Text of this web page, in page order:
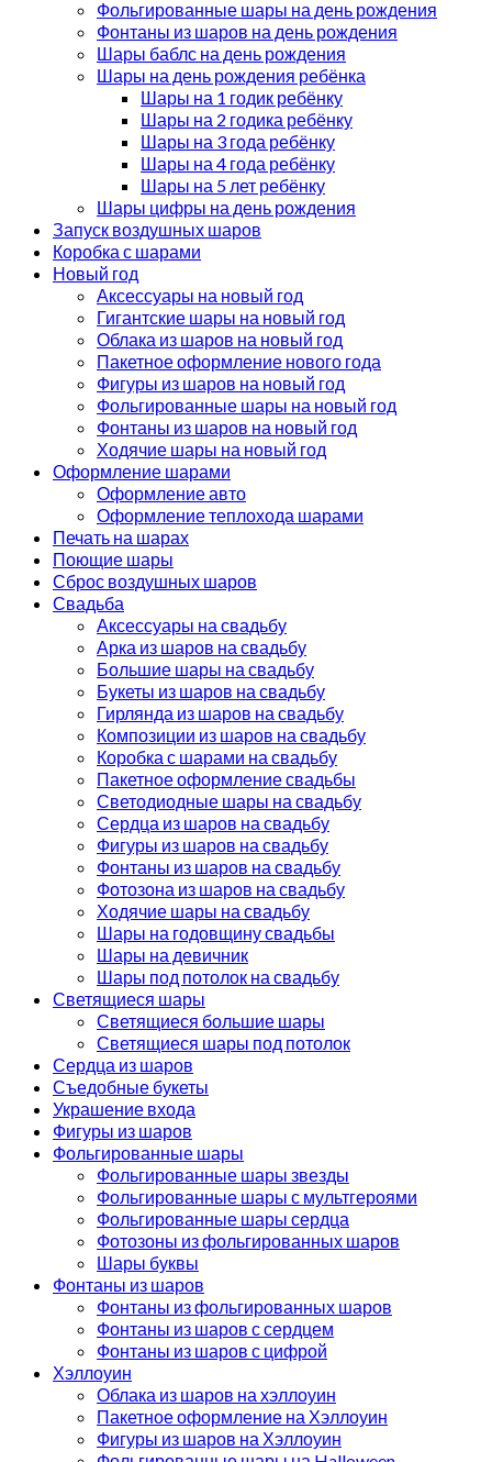
Фольгированные шары на день рождения
Фонтаны из шаров на день рождения
Шары баблс на день рождения
Шары на день рождения ребёнка
Шары на 1 годик ребёнку
Шары на 2 годика ребёнку
Шары на 3 года ребёнку
Шары на 4 года ребёнку
Шары на 5 лет ребёнку
Шары цифры на день рождения
Запуск воздушных шаров
Коробка с шарами
Новый год
Аксессуары на новый год
Гигантские шары на новый год
Облака из шаров на новый год
Пакетное оформление нового года
Фигуры из шаров на новый год
Фольгированные шары на новый год
Фонтаны из шаров на новый год
Ходячие шары на новый год
Оформление шарами
Оформление авто
Оформление теплохода шарами
Печать на шарах
Поющие шары
Сброс воздушных шаров
Свадьба
Аксессуары на свадьбу
Арка из шаров на свадьбу
Большие шары на свадьбу
Букеты из шаров на свадьбу
Гирлянда из шаров на свадьбу
Композиции из шаров на свадьбу
Коробка с шарами на свадьбу
Пакетное оформление свадьбы
Светодиодные шары на свадьбу
Сердца из шаров на свадьбу
Фигуры из шаров на свадьбу
Фонтаны из шаров на свадьбу
Фотозона из шаров на свадьбу
Ходячие шары на свадьбу
Шары на годовщину свадьбы
Шары на девичник
Шары под потолок на свадьбу
Светящиеся шары
Светящиеся большие шары
Светящиеся шары под потолок
Сердца из шаров
Съедобные букеты
Украшение входа
Фигуры из шаров
Фольгированные шары
Фольгированные шары звезды
Фольгированные шары с мультгероями
Фольгированные шары сердца
Фотозоны из фольгированных шаров
Шары буквы
Фонтаны из шаров
Фонтаны из фольгированных шаров
Фонтаны из шаров с сердцем
Фонтаны из шаров с цифрой
Хэллоуин
Облака из шаров на хэллоуин
Пакетное оформление на Хэллоуин
Фигуры из шаров на Хэллоуин